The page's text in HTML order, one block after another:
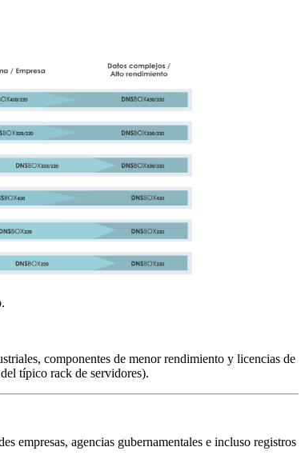
componentes de menor rendimiento y licencias de
típico rack de servidores).
empresas, agencias gubernamentales e incluso registros